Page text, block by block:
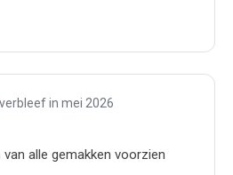
Alles heel schoon en netjes
met de eigenaresse en met het
je van rust, en groen houdt
plaatsje wil bezoeken.
verbleef in mei 2026
van alle gemakken voorzien